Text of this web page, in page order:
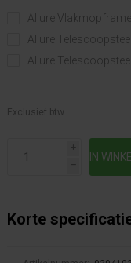
Allure
Allure
Allure
Exclusief btw.
i
h
Korte